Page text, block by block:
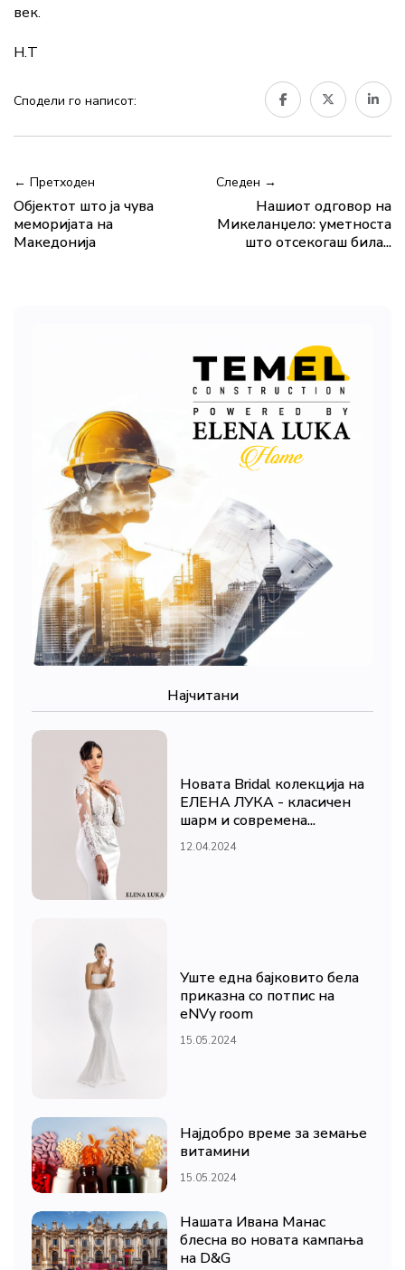
век.
Н.Т
Сподели го написот:
← Претходен
Објектот што ја чува
меморијата на
Македонија
Следен →
Нашиот одговор на
Микеланџело: уметноста
што отсекогаш била...
Најчитани
Новата Bridal колекција на
ЕЛЕНА ЛУКА - класичен
шарм и современа...
12.04.2024
Уште една бајковито бела
приказна со потпис на
eNVy room
15.05.2024
Најдобро време за земање
витамини
15.05.2024
Нашата Ивана Манас
блесна во новата кампања
на D&G